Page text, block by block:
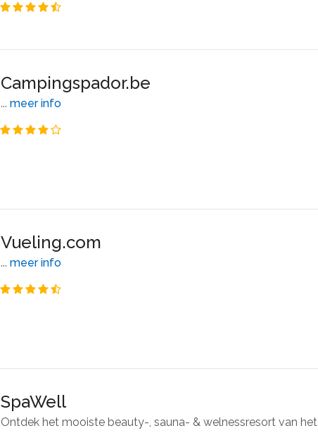
Campingspador.be
... meer info
Vueling.com
... meer info
SpaWell
Ontdek het mooiste beauty-, sauna- & welnessresort van het